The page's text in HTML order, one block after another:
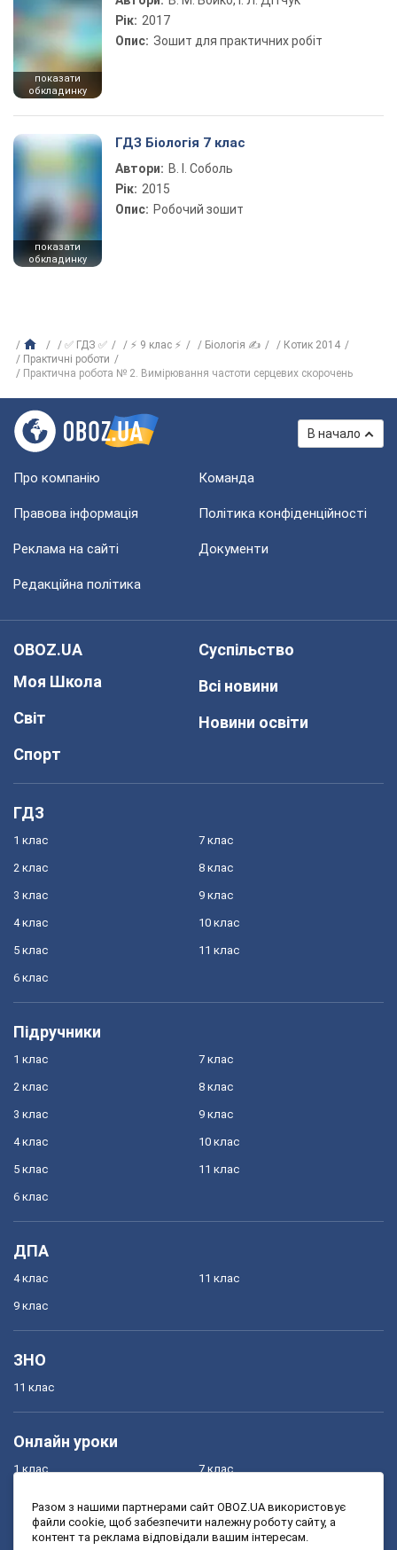
показати
обкладинку
Рік: 2017
Опис: Зошит для практичних робіт
показати
обкладинку
ГДЗ Біологія 7 клас
Автори: В. І. Соболь
Рік: 2015
Опис: Робочий зошит
✅ ГДЗ ✅ ⚡ 9 клас ⚡ Біологія ✍
Котик 2014
Практичні роботи
Практична робота № 2. Вимірювання частоти серцевих скорочень
В начало
Про компанію Команда
Правова інформація Політика конфіденційності
Реклама на сайті Документи
Редакційна політика
OBOZ.UA
Моя Школа
Світ
Спорт
Суспільство
Всі новини
Новини освіти
ГДЗ
1 клас
2 клас
3 клас
4 клас
5 клас
6 клас
7 клас
8 клас
9 клас
10 клас
11 клас
Підручники
1 клас
2 клас
3 клас
4 клас
5 клас
6 клас
7 клас
8 клас
9 клас
10 клас
11 клас
ДПА
4 клас
9 клас
11 клас
ЗНО
11 клас
Онлайн уроки
1 клас
3 клас
7 клас
9 клас
Разом з нашими партнерами сайт OBOZ.UA використовує
файли cookie, щоб забезпечити належну роботу сайту, а
контент та реклама відповідали вашим інтересам.